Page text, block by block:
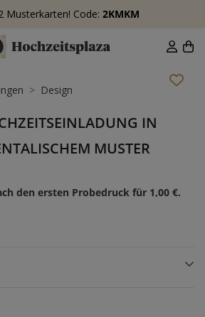
Musterkarten! Code: 2KMKM
Design
IN
MUSTER
den ersten Probedruck für 1,00 €.